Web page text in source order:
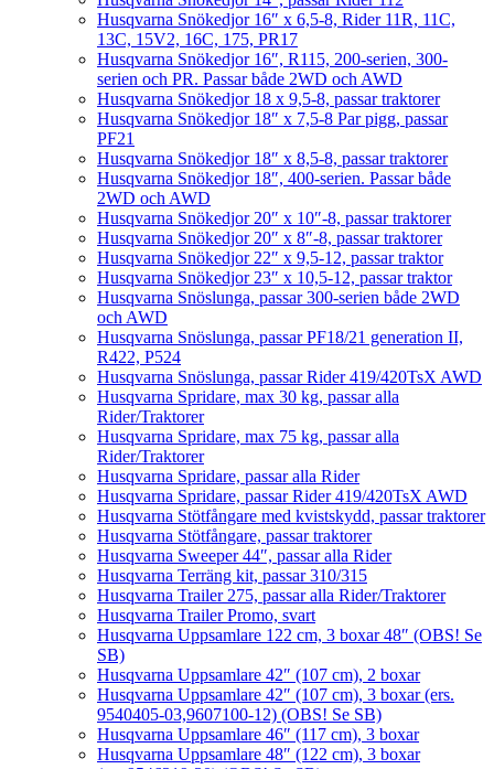
Husqvarna Snökedjor 16″ x 6,5-8, Rider 11R, 11C,
13C, 15V2, 16C, 175, PR17
Husqvarna Snökedjor 16″, R115, 200-serien, 300-
serien och PR. Passar både 2WD och AWD
Husqvarna Snökedjor 18 x 9,5-8, passar traktorer
Husqvarna Snökedjor 18″ x 7,5-8 Par pigg, passar
PF21
Husqvarna Snökedjor 18″ x 8,5-8, passar traktorer
Husqvarna Snökedjor 18″, 400-serien. Passar både
2WD och AWD
Husqvarna Snökedjor 20″ x 10″-8, passar traktorer
Husqvarna Snökedjor 20″ x 8″-8, passar traktorer
Husqvarna Snökedjor 22″ x 9,5-12, passar traktor
Husqvarna Snökedjor 23″ x 10,5-12, passar traktor
Husqvarna Snöslunga, passar 300-serien både 2WD
och AWD
Husqvarna Snöslunga, passar PF18/21 generation II,
R422, P524
Husqvarna Snöslunga, passar Rider 419/420TsX AWD
Husqvarna Spridare, max 30 kg, passar alla
Rider/Traktorer
Husqvarna Spridare, max 75 kg, passar alla
Rider/Traktorer
Husqvarna Spridare, passar alla Rider
Husqvarna Spridare, passar Rider 419/420TsX AWD
Husqvarna Stötfångare med kvistskydd, passar traktorer
Husqvarna Stötfångare, passar traktorer
Husqvarna Sweeper 44″, passar alla Rider
Husqvarna Terräng kit, passar 310/315
Husqvarna Trailer 275, passar alla Rider/Traktorer
Husqvarna Trailer Promo, svart
Husqvarna Uppsamlare 122 cm, 3 boxar 48″ (OBS! Se
SB)
Husqvarna Uppsamlare 42″ (107 cm), 2 boxar
Husqvarna Uppsamlare 42″ (107 cm), 3 boxar (ers.
9540405-03,9607100-12) (OBS! Se SB)
Husqvarna Uppsamlare 46″ (117 cm), 3 boxar
Husqvarna Uppsamlare 48″ (122 cm), 3 boxar